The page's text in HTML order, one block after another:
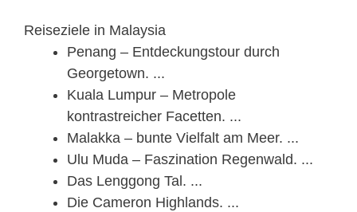
Reiseziele in Malaysia
Penang – Entdeckungstour durch
Georgetown. ...
Kuala Lumpur – Metropole
kontrastreicher Facetten. ...
Malakka – bunte Vielfalt am Meer. ...
Ulu Muda – Faszination Regenwald. ...
Das Lenggong Tal. ...
Die Cameron Highlands. ...